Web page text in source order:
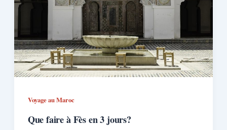
Voyage au Maroc
Que faire à Fès en 3 jours?